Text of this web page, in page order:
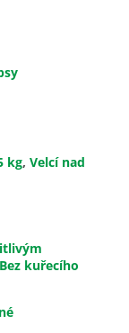
kg, Velcí nad
Bez kuřecího